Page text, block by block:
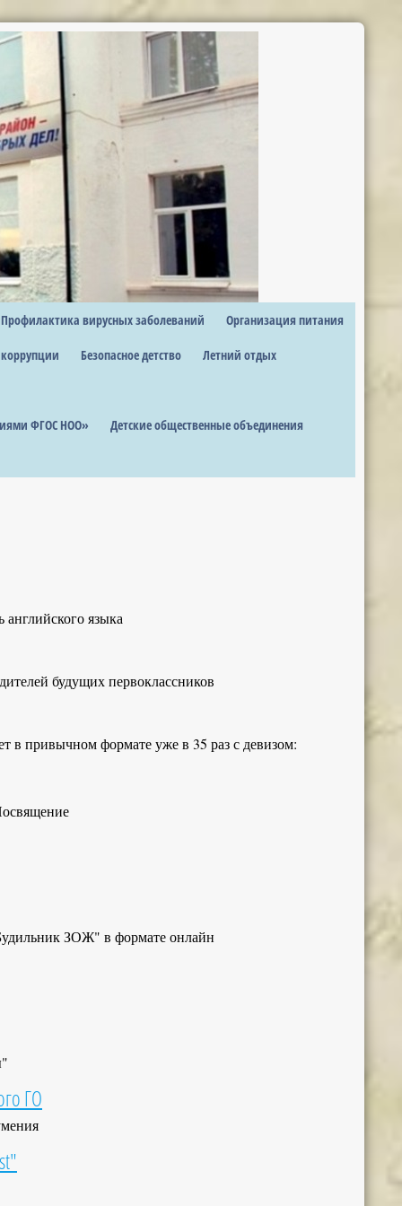
Профилактика вирусных заболеваний Организация питания
Безопасное детство Летний отдых
ФГОС НОО» Детские общественные объединения
языка
будущих первоклассников
привычном формате уже в 35 раз с девизом:
ЗОЖ" в формате онлайн
ГО